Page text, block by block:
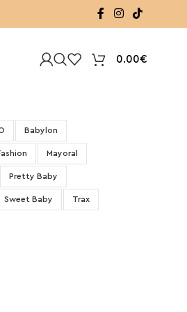
0.00€
Babylon
Mayoral
Pretty Baby
Sweet Baby Trax